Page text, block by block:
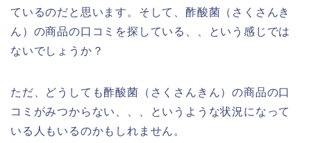
ているのだと思います。そして、酢酸菌（さくさんき
ん）の商品の口コミを探している、、という感じでは
ないでしょうか？
ただ、どうしても酢酸菌（さくさんきん）の商品の口
コミがみつからない、、、というような状況になって
いる人もいるのかもしれません。